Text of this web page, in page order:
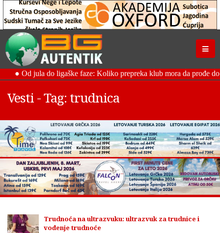
Vesti - Tag: trudnica
Trudnoća na ultrazvuku: ultrazvuk za trudnice i
vođenje trudnoće